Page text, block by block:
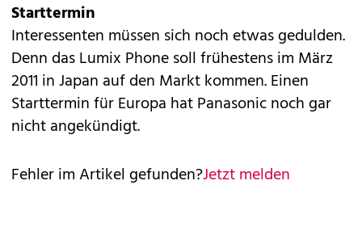
Starttermin
Interessenten müssen sich noch etwas gedulden.
Denn das Lumix Phone soll frühestens im März
2011 in Japan auf den Markt kommen. Einen
Starttermin für Europa hat Panasonic noch gar
nicht angekündigt.
Fehler im Artikel gefunden?Jetzt melden